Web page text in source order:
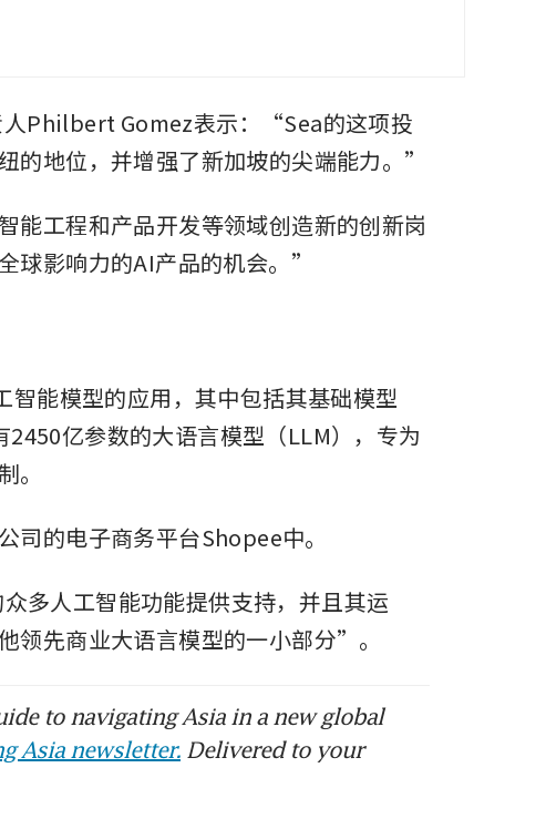
人Philbert Gomez表示：“Sea的这项投
的地位，并增强了新加坡的尖端能力。”
能工程和产品开发等领域创造新的创新岗
球影响力的AI产品的机会。”
智能模型的应用，其中包括其基础模型
亿参数的大语言模型（LLM），专为
。
司的电子商务平台Shopee中。
多人工智能功能提供支持，并且其运
先商业大语言模型的一小部分”。
to navigating Asia in a new global
Asia newsletter. Delivered to your